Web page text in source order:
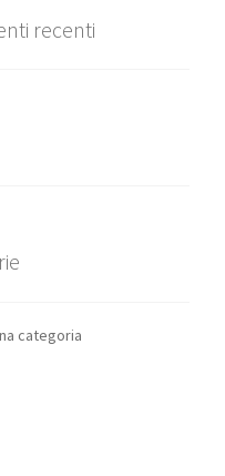
recenti
categoria